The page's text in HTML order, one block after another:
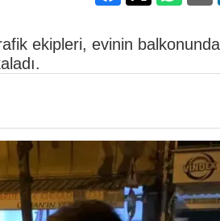
ekipleri, evinin